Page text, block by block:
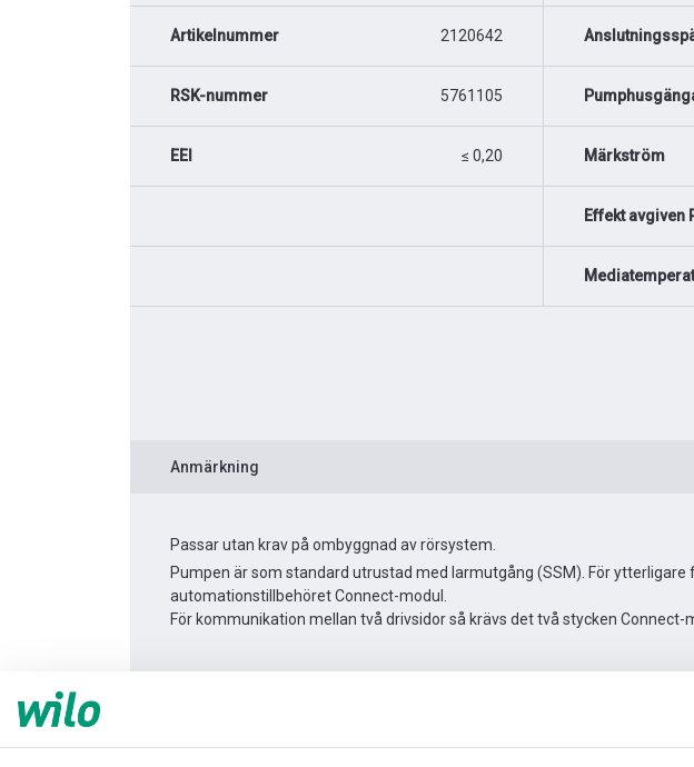
Artikelnummer 2120642
RSK-nummer 5761105
EEI ≤ 0,20 Märkström
Effekt avgiven
Anmärkning
Passar utan krav på ombyggnad av rörsystem.
Pumpen är som standard utrustad med larmutgång (SSM). För
automationstillbehöret Connect-modul.
För kommunikation mellan två drivsidor så krävs det två stycken Connect-